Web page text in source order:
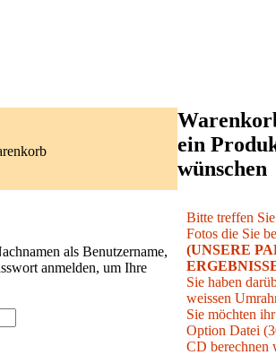
als Benutzername,
anmelden, um Ihre
ein
wünschen
Bitte treffen
Fotos die Sie
(UNSERE
Sie haben
weissen
Sie möchten
Option Datei
CD berechnen